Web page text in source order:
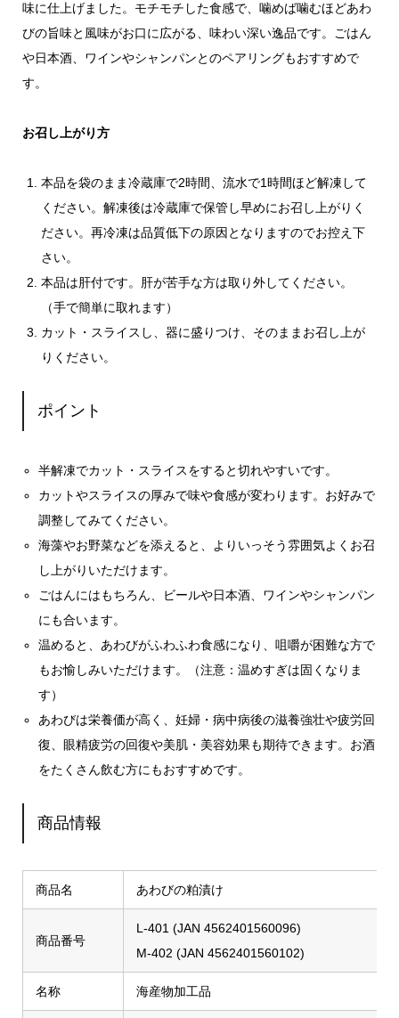
味に仕上げました。モチモチした食感で、噛めば噛むほどあわ
びの旨味と風味がお口に広がる、味わい深い逸品です。ごはん
や日本酒、ワインやシャンパンとのペアリングもおすすめで
す。
お召し上がり方
本品を袋のまま冷蔵庫で2時間、流水で1時間ほど解凍して
ください。解凍後は冷蔵庫で保管し早めにお召し上がりく
ださい。再冷凍は品質低下の原因となりますのでお控え下
さい。
本品は肝付です。肝が苦手な方は取り外してください。
（手で簡単に取れます）
カット・スライスし、器に盛りつけ、そのままお召し上が
りください。
ポイント
半解凍でカット・スライスをすると切れやすいです。
カットやスライスの厚みで味や食感が変わります。お好みで
調整してみてください。
海藻やお野菜などを添えると、よりいっそう雰囲気よくお召
し上がりいただけます。
ごはんにはもちろん、ビールや日本酒、ワインやシャンパン
にも合います。
温めると、あわびがふわふわ食感になり、咀嚼が困難な方で
もお愉しみいただけます。（注意：温めすぎは固くなりま
す）
あわびは栄養価が高く、妊婦・病中病後の滋養強壮や疲労回
復、眼精疲労の回復や美肌・美容効果も期待できます。お酒
をたくさん飲む方にもおすすめです。
商品情報
商品名 あわびの粕漬け
商品番号
L-401 (JAN 4562401560096)
M-402 (JAN 4562401560102)
名称 海産物加工品